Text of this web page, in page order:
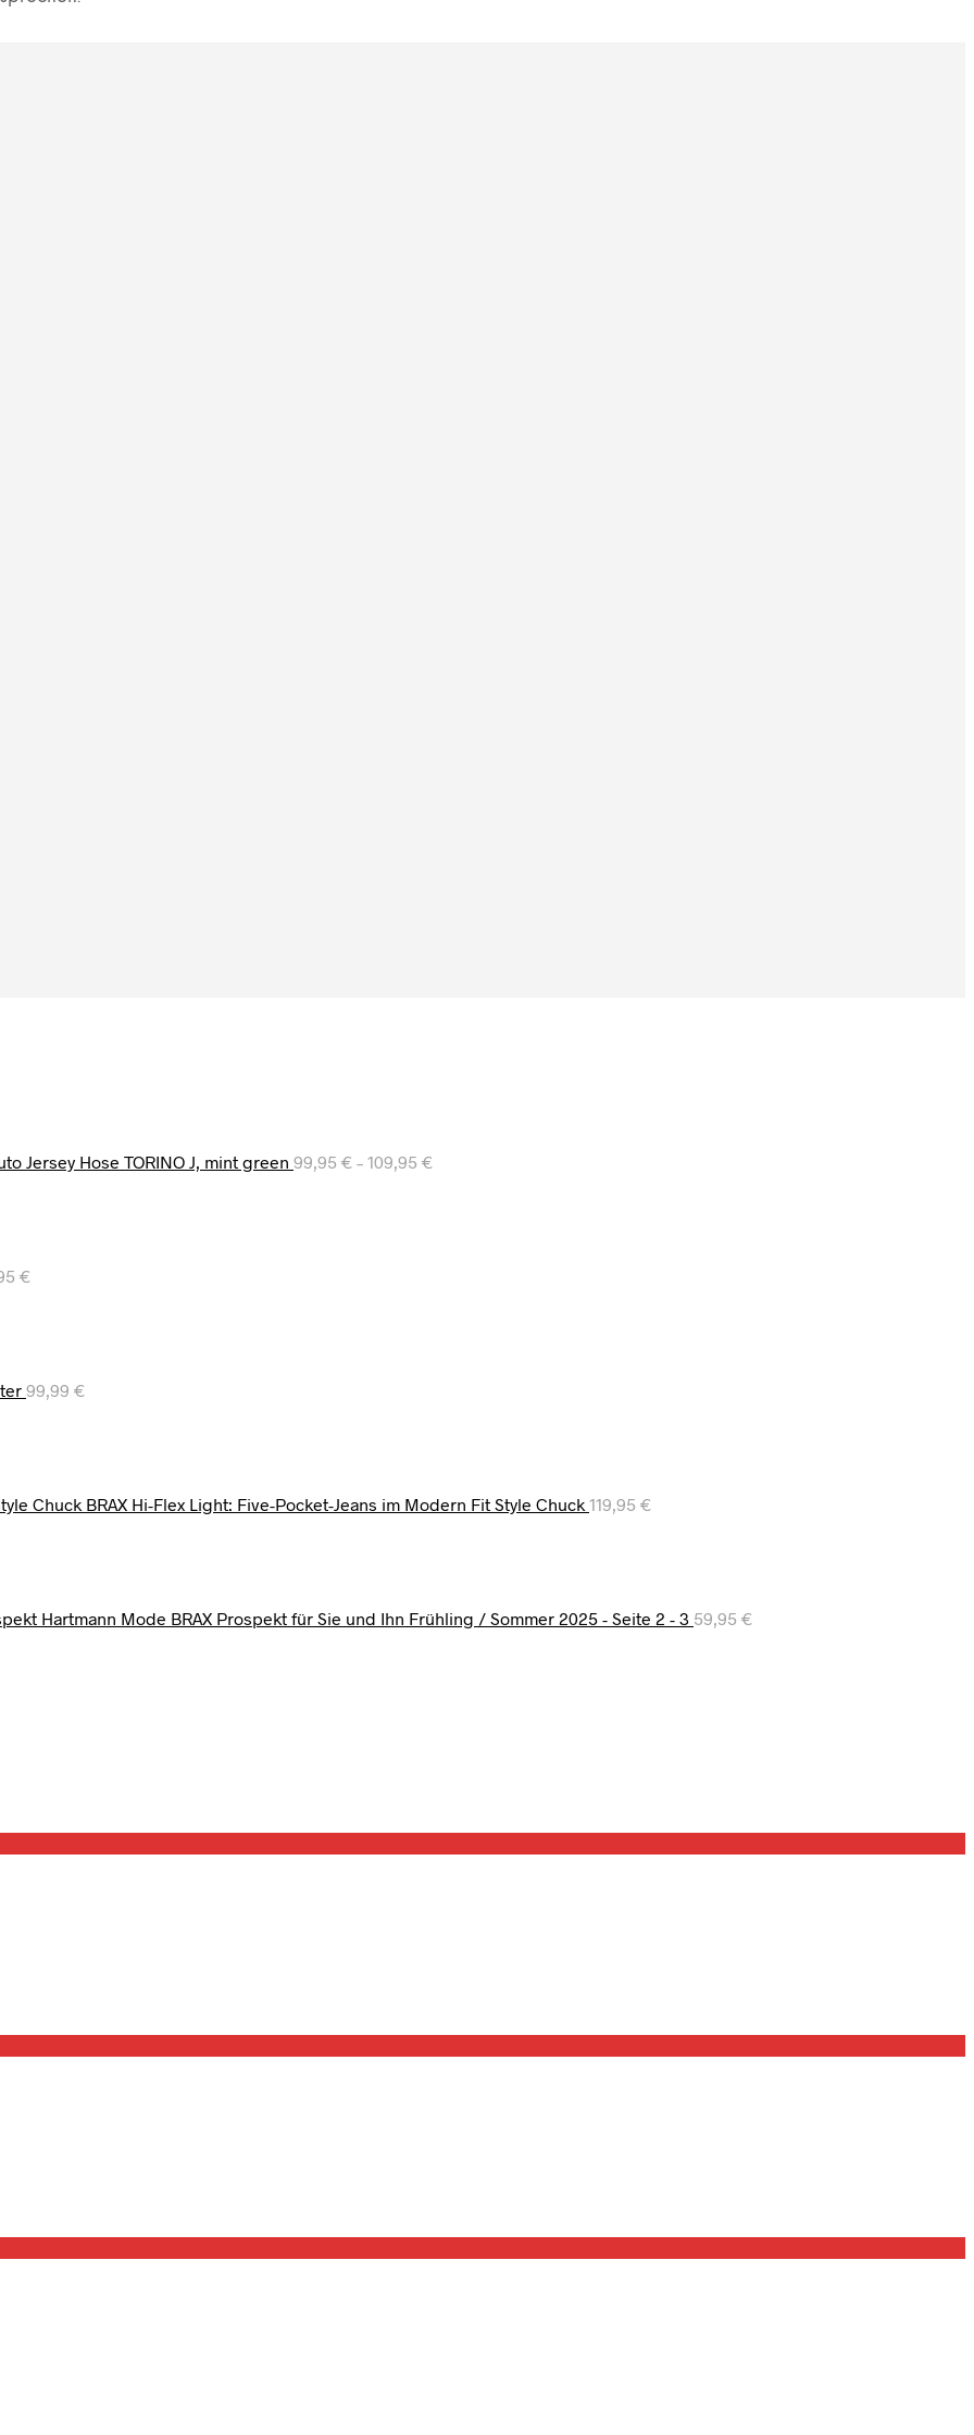
Jersey Hose TORINO J, mint green 99,95 € – 109,95 €
€
99,99 €
BRAX Hi-Flex Light: Five-Pocket-Jeans im Modern Fit Style Chuck 119,95 €
BRAX Prospekt für Sie und Ihn Frühling / Sommer 2025 - Seite 2 - 3 59,95 €